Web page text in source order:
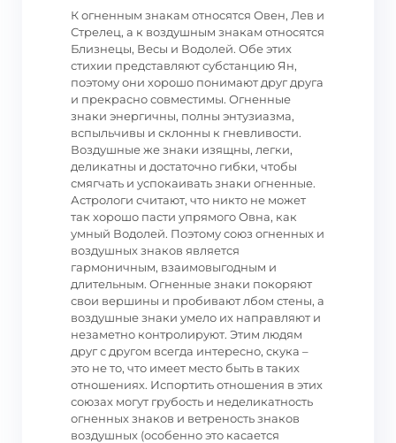
К огненным знакам относятся Овен, Лев и
Стрелец, а к воздушным знакам относятся
Близнецы, Весы и Водолей. Обе этих
стихии представляют субстанцию Ян,
поэтому они хорошо понимают друг друга
и прекрасно совместимы. Огненные
знаки энергичны, полны энтузиазма,
вспыльчивы и склонны к гневливости.
Воздушные же знаки изящны, легки,
деликатны и достаточно гибки, чтобы
смягчать и успокаивать знаки огненные.
Астрологи считают, что никто не может
так хорошо пасти упрямого Овна, как
умный Водолей. Поэтому союз огненных и
воздушных знаков является
гармоничным, взаимовыгодным и
длительным. Огненные знаки покоряют
свои вершины и пробивают лбом стены, а
воздушные знаки умело их направляют и
незаметно контролируют. Этим людям
друг с другом всегда интересно, скука –
это не то, что имеет место быть в таких
отношениях. Испортить отношения в этих
союзах могут грубость и неделикатность
огненных знаков и ветреность знаков
воздушных (особенно это касается